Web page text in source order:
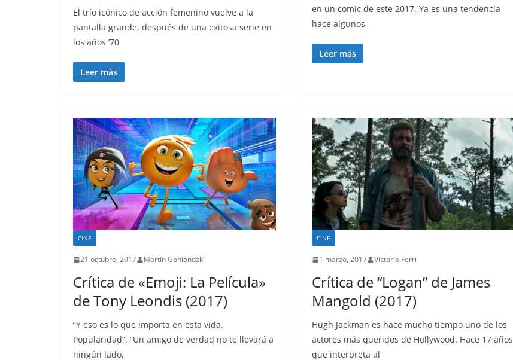
El trío icónico de acción femenino vuelve a la
pantalla grande, después de una exitosa serie en
los años ’70
Leer más
en un comic de este 2017. Ya es una tendencia
hace algunos
Leer más
CINE
21 octubre, 2017 Martín Goniondzki
Crítica de «Emoji: La Película»
de Tony Leondis (2017)
“Y eso es lo que importa en esta vida.
Popularidad”. “Un amigo de verdad no te llevará a
ningún lado,
CINE
1 marzo, 2017 Victoria Ferri
Crítica de “Logan” de James
Mangold (2017)
Hugh Jackman es hace mucho tiempo uno de los
actores más queridos de Hollywood. Hace 17 años
que interpreta al